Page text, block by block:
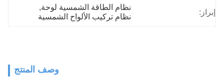
إبراز:
نظام الطاقة الشمسية لوحة,
نظام تركيب الألواح الشمسية
وصف المنتج